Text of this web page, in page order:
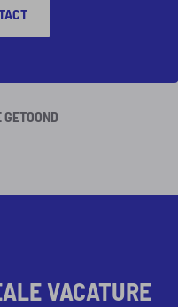
GETOOND
VACATURE